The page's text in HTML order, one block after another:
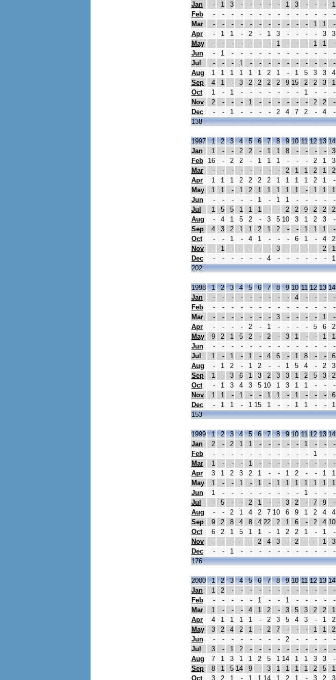
Jan
- 1 3 - - - - - 1 3 - - - 1
Feb
- - - - - - - - - - - - - -
Mar
- - - - - - - - - - - 1 1 -
Apr
- 1 1 - 2 - 1 3 - - - - 3 3
May
- - - - - - - 1 - - - 1 1 -
Jun
- 1 - - - - - - - - - - - -
Jul
- - - 1 - - - - - - - - - -
Aug
1 1 1 1 1 1 2 1 - 1 5 3 3 4
Sep
4 1 - 3 2 2 2 2 9 15 2 2 3 1
Oct
1 - 1 - - - - - - - 1 - - -
Nov
2 - - - 1 - - - - - - 2 2 -
Dec
- - 1 - - - - 2 4 7 2 - 4 -
138
1997 1 2 3 4 5 6 7 8 9 10 11 12 13 14
Jan
1 - - 2 2 - 1 1 8 - - - - 3
Feb
16 - 2 2 - 1 1 1 - - - 2 1 3
Mar
- - - - - - - - 2 1 1 2 1 2
Apr
1 1 1 2 2 2 2 1 1 1 1 2 1 -
May
1 1 - 1 2 1 1 1 1 1 - 1 1 1
Jun
- - - - - 1 - 1 1 - - - - -
Jul
1 5 5 1 1 1 - - 2 2 9 2 2 2
Aug
- 4 1 5 2 - 3 5 10 3 1 2 3 -
Sep
4 3 2 1 1 2 1 2 - - 1 1 1 -
Oct
- - 1 - 4 1 - - - 6 1 - 4 2
Nov
- 1 - - - - - 3 - - - - 2 1
Dec
- - - - - - 4 - - - - - - 1
202
1998 1 2 3 4 5 6 7 8 9 10 11 12 13 14
Jan
- - - - - - - - - 4 - - - -
Feb
- - - - - - - - - - - - - -
Mar
- - - - - - - 3 - - - - 1 -
Apr
- - - - 2 - 1 - - - - 5 6 2
May
9 2 1 5 2 - 2 - 3 1 - - 1 1
Jun
- - - - - - - - - - - - - -
Jul
1 - 1 - 1 - 4 6 - 1 8 - - 6
Aug
- 1 2 - 1 2 - - 1 5 4 - 2 3
Sep
1 - 3 6 1 3 2 3 3 1 2 5 3 2
Oct
- 1 3 4 3 5 10 1 3 1 1 - - -
Nov
1 1 - 1 - - 1 1 - 1 - - - 6
Dec
- 1 1 - 1 15 1 - - 1 1 - - 1
153
1999 1 2 3 4 5 6 7 8 9 10 11 12 13 14
Jan
2 - 2 1 1 - - - - - 1 - - -
Feb
- - - - - - - - - - - 1 - -
Mar
1 - - - 1 - - - - - - - - -
Apr
3 1 2 3 2 1 - - 1 2 - - 1 1
May
1 - - 1 - 1 - 1 1 1 1 1 1 1
Jun
1 - - - - - - - - - 1 - - -
Jul
- 5 - - 2 1 - - 3 2 - 7 9 -
Aug
- - 2 1 4 2 7 10 6 9 1 2 4 4
Sep
9 2 8 4 8 4 22 2 1 6 - 2 4 10
Oct
6 2 1 5 1 1 - 1 2 2 1 - 1 -
Nov
- - - - - 2 4 3 - 2 - - 1 3
Dec
- - 1 - - - - - - - - - - -
176
2000 1 2 3 4 5 6 7 8 9 10 11 12 13 14
Jan
1 2 - - - - - - - - - - - -
Feb
- - - - - 1 - - 1 - - - - -
Mar
1 - - - 4 1 2 - 3 5 3 2 2 1
Apr
4 1 1 1 1 - 2 3 5 4 3 - 1 2
May
3 2 4 2 1 - 2 7 - - - 1 1 2
Jun
- - - - - - - - 2 - - - - -
Jul
3 - 1 2 - - - - - - - - - -
Aug
7 1 3 1 1 2 5 1 14 1 1 3 3 -
Sep
8 1 5 14 9 - 3 1 1 1 1 2 5 1
Oct
3 2 1 - 1 1 14 1 2 1 - 3 2 3